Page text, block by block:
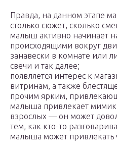
Правда, на данном этапе
столько сюжет, сколько
малыш активно начинает
происходящими вокруг
занавески в комнате или
свечи и так далее;
появляется интерес к
витринам, а также
прочим ярким,
малыша привлекает
взрослых — он может
тем, как кто-то
малыша может привлекать